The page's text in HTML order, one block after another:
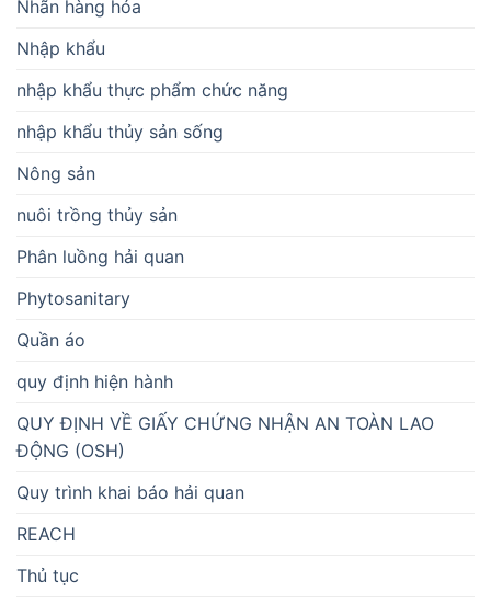
Nhãn hàng hóa
Nhập khẩu
nhập khẩu thực phẩm chức năng
nhập khẩu thủy sản sống
Nông sản
nuôi trồng thủy sản
Phân luồng hải quan
Phytosanitary
Quần áo
quy định hiện hành
QUY ĐỊNH VỀ GIẤY CHỨNG NHẬN AN TOÀN LAO
ĐỘNG (OSH)
Quy trình khai báo hải quan
REACH
Thủ tục